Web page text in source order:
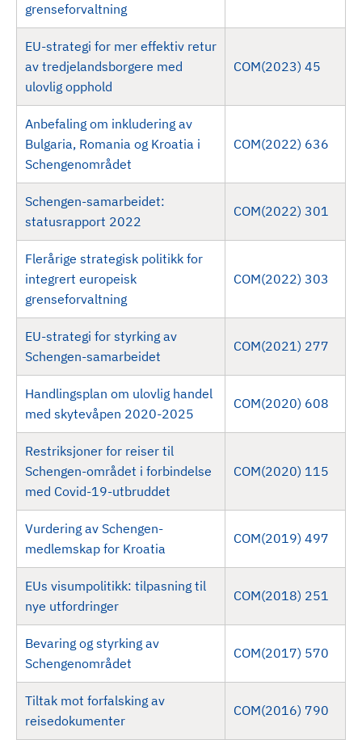
grenseforvaltning
EU-strategi for mer effektiv retur
av tredjelandsborgere med
ulovlig opphold
COM(2023) 45
Anbefaling om inkludering av
Bulgaria, Romania og Kroatia i
Schengenområdet
COM(2022) 636
Schengen-samarbeidet:
statusrapport 2022
COM(2022) 301
Flerårige strategisk politikk for
integrert europeisk
grenseforvaltning
COM(2022) 303
EU-strategi for styrking av
Schengen-samarbeidet
COM(2021) 277
Handlingsplan om ulovlig handel
med skytevåpen 2020-2025
COM(2020) 608
Restriksjoner for reiser til
Schengen-området i forbindelse
med Covid-19-utbruddet
COM(2020) 115
Vurdering av Schengen-
medlemskap for Kroatia
COM(2019) 497
EUs visumpolitikk: tilpasning til
nye utfordringer
COM(2018) 251
Bevaring og styrking av
Schengenområdet
COM(2017) 570
Tiltak mot forfalsking av
reisedokumenter
COM(2016) 790